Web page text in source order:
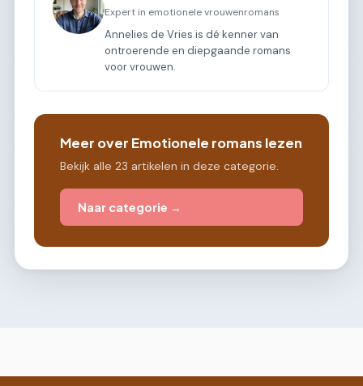
Expert in emotionele vrouwenromans
Annelies de Vries is dé kenner van
ontroerende en diepgaande romans
voor vrouwen.
Meer over Emotionele romans lezen
Bekijk alle 23 artikelen in deze categorie.
Naar categorie →